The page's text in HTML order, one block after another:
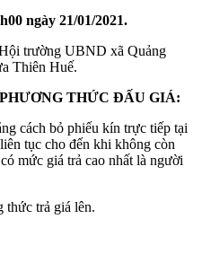
ngày 21/01/2021.
trường UBND xã Quảng
Thiên Huế.
THỨC ĐẤU GIÁ:
cách bỏ phiếu kín trực tiếp tại
tục cho đến khi không còn
mức giá trả cao nhất là người
thức trả giá lên.